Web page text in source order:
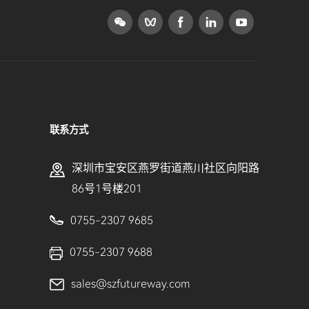
联系方式
深圳市宝安区燕罗街道燕川社区向阳路
86号1号楼201
0755-2307 9685
0755-2307 9688
sales@szfutureway.com